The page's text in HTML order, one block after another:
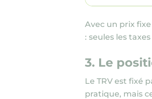
Avec un prix
: seules les
3. Le
Le TRV est fixé
pratique, mais